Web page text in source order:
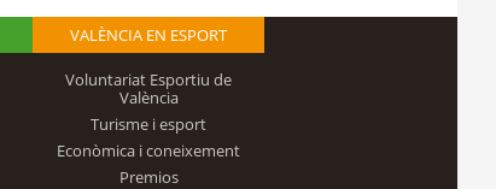
VALÈNCIA EN ESPORT
Voluntariat Esportiu de
València
Turisme i esport
Econòmica i coneixement
Premios